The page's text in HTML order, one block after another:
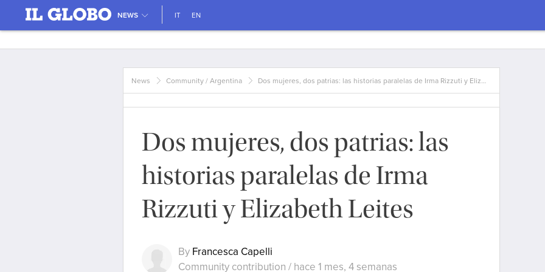
NEWS IT EN
News Community / Argentina Dos mujeres, dos patrias: las historias paralelas de Irma Rizzuti y Eliz…
Dos mujeres, dos patrias: las
historias paralelas de Irma
Rizzuti y Elizabeth Leites
By Francesca Capelli
Community contribution / hace 1 mes, 4 semanas